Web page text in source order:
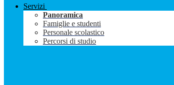
Servizi
Panoramica
Famiglie e studenti
Personale scolastico
Percorsi di studio